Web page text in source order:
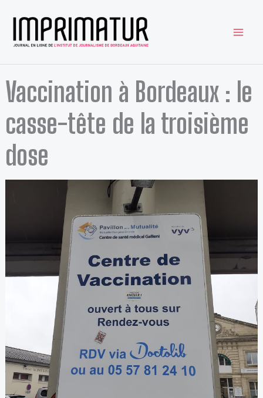
Vaccination à Bordeaux : le
casse-tête de la troisième
dose